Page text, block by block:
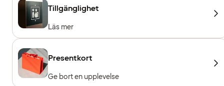
Tillgänglighet
Läs mer
Presentkort
Ge bort en upplevelse